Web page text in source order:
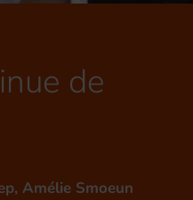
de
Amélie Smoeun